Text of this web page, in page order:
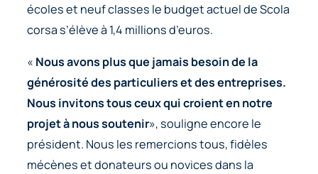
écoles et neuf classes le budget actuel de Scola
corsa s’élève à 1,4 millions d’euros.
« Nous avons plus que jamais besoin de la
générosité des particuliers et des entreprises.
Nous invitons tous ceux qui croient en notre
projet à nous soutenir», souligne encore le
président. Nous les remercions tous, fidèles
mécènes et donateurs ou novices dans la